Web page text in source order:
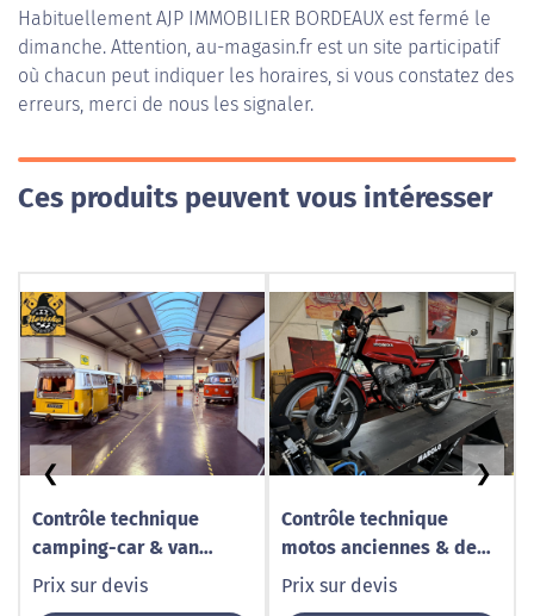
HabituellementAJP IMMOBILIER BORDEAUX est fermé le
dimanche. Attention, au-magasin.fr est un site participatif
où chacun peut indiquer les horaires, si vous constatez des
erreurs, merci de nous les signaler.
Ces produits peuvent vous intéresser
Contrôle technique
camping-car & van
aménagé à Chauny –
Prix sur devis
Contrôle technique
motos anciennes & de
collection à Chauny –
Prix sur devis
❮ ❯